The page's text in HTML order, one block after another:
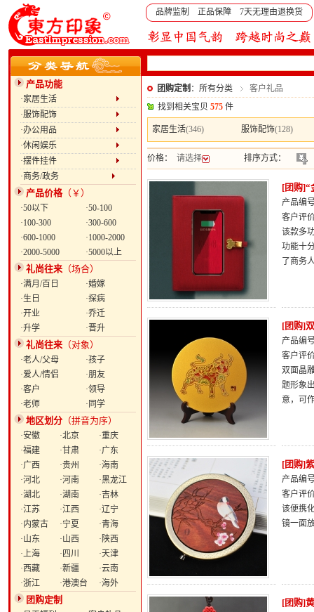
品牌监制 正品保障 7天无理由退换货
产品功能
·家居生活
·服饰配饰
·办公用品
·休闲娱乐
·摆件挂件
·商务/政务
产品价格（￥）
·50以下
·50-100
·100-300
·300-600
·600-1000
·1000-2000
·2000-5000
·5000以上
礼尚往来 （场合）
·满月/百日
·婚嫁
·生日
·探病
·开业
·乔迁
·升学
·晋升
礼尚往来 （对象）
·老人/父母
·孩子
·爱人/情侣
·朋友
·客户
·领导
·老师
·同学
地区划分 （拼音为序）
·安徽 ·北京
·重庆
·福建
·甘肃
·广东
·广西
·贵州
·海南
·河北
·河南
·黑龙江
·湖北
·湖南
·吉林
·江苏
·江西
·辽宁
·内蒙古
·宁夏
·青海
·山东
·山西
·陕西
·上海
·四川
·天津
·西藏
·新疆
·云南
·浙江
·港澳台 ·海外
团购定制
团购定制 ：所有分类
客户礼品
找到相关宝贝 575 件
家居生活(346) 服饰配饰(128)
价格： 请选择 排序方式：
[团购]“
产品编
客户评
该款多
功能十
了商务
[团购]
产品编
客户评
双面晶
题形象
意，可
[团购]
产品编
客户评
该便携
镜一面
[团购]